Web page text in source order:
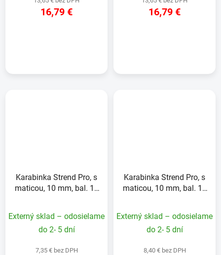
16,79 € 16,79 €
Karabinka Strend Pro, s
maticou, 10 mm, bal. 10
Externý sklad – odosielame
do 2- 5 dní
7,35 € bez DPH
Karabinka Strend Pro, s
maticou, 10 mm, bal. 10
Externý sklad – odosielame
do 2- 5 dní
8,40 € bez DPH